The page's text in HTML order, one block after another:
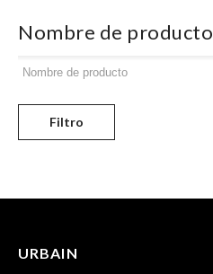
Nombre de producto
Filtro
URBAIN